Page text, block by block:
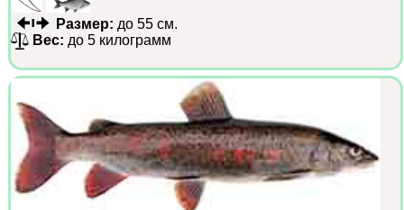
Размер: до 55 см.
Вес: до 5 килограмм